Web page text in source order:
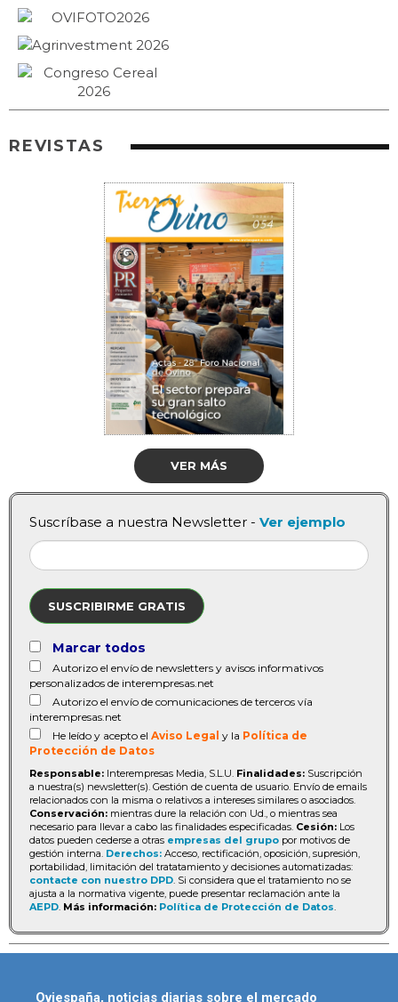
REVISTAS
VER MÁS
Suscríbase a nuestra Newsletter - Ver ejemplo
SUSCRIBIRME GRATIS
Marcar todos
Autorizo el envío de newsletters y avisos informativos
personalizados de interempresas.net
Autorizo el envío de comunicaciones de terceros vía
interempresas.net
He leído y acepto el Aviso Legal y la Política de
Protección de Datos
Responsable: Interempresas Media, S.L.U. Finalidades: Suscripción
a nuestra(s) newsletter(s). Gestión de cuenta de usuario. Envío de emails
relacionados con la misma o relativos a intereses similares o asociados.
Conservación: mientras dure la relación con Ud., o mientras sea
necesario para llevar a cabo las finalidades especificadas. Cesión: Los
datos pueden cederse a otras empresas del grupo por motivos de
gestión interna. Derechos: Acceso, rectificación, oposición, supresión,
portabilidad, limitación del tratatamiento y decisiones automatizadas:
contacte con nuestro DPD. Si considera que el tratamiento no se
ajusta a la normativa vigente, puede presentar reclamación ante la
AEPD. Más información: Política de Protección de Datos.
Oviespaña, noticias diarias sobre el mercado